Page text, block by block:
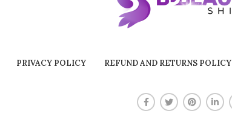
PRIVACY POLICY REFUND AND RETURNS POLICY